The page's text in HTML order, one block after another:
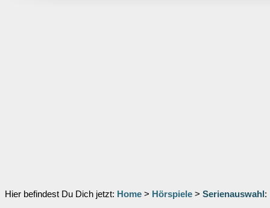
Hier befindest Du Dich jetzt: Home > Hörspiele > Serienauswahl :